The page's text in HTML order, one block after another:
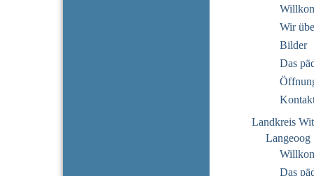
Wir
Bilder
Das
Landkreis
Langeoog
Das